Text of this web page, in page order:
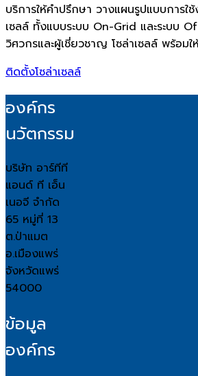
บริการให้คำปรึกษา วางแผนรูปแบบการใ
เซลล์ ทั้งแบบระบบ On-Grid และระบบ
วิศวกรและผู้เชี่ยวชาญ โซล่าเซลล์ พร้อมใ
ติดตั้งโซล่าเซลล์
องค์กร
นวัตกรรม
บริษัท อาร์ทีที
แอนด์ ที เอ็น
เนอจี จำกัด
65 หมู่ที่ 13
ต.ป่าแมต
อ.เมืองแพร่
จังหวัดแพร่
54000
ข้อมูล
องค์กร